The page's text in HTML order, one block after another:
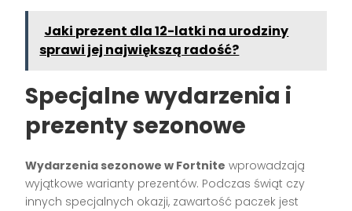
Jaki prezent dla 12-latki na urodziny
sprawi jej największą radość?
Specjalne wydarzenia i
prezenty sezonowe
Wydarzenia sezonowe w Fortnite wprowadzają
wyjątkowe warianty prezentów. Podczas świąt czy
innych specjalnych okazji, zawartość paczek jest